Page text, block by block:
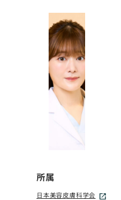
所属
日本美容皮膚科学会